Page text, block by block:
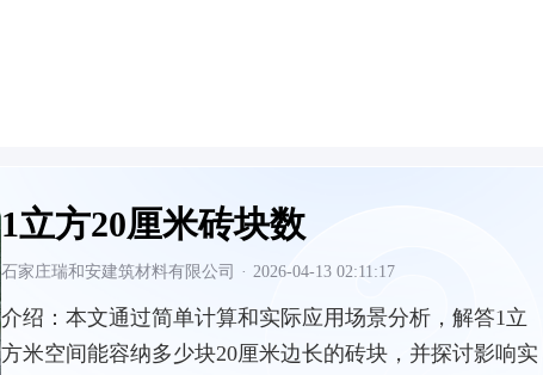
1立方20厘米砖块数
石家庄瑞和安建筑材料有限公司 · 2026-04-13 02:11:17
介绍： 本文通过简单计算和实际应用场景分析，解答1立
方米空间能容纳多少块20厘米边长的砖块，并探讨影响实